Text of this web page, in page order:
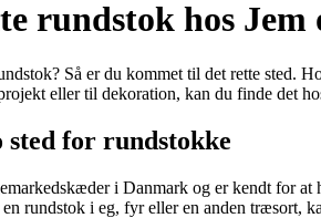
rundstok hos
Så er du kommet til det rette sted.
eller til dekoration, kan du finde det
sted for rundstokke
i Danmark og er kendt for
en rundstok i eg, fyr eller en anden